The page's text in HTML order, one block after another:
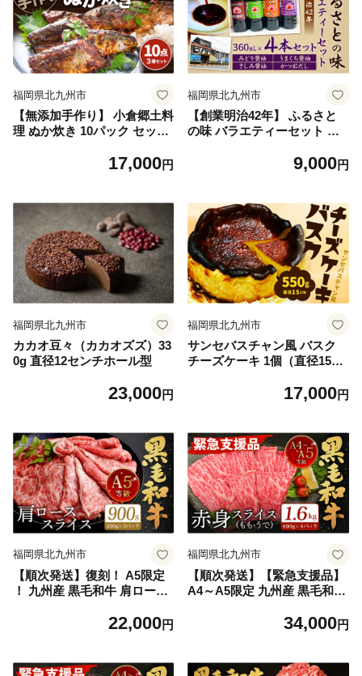
福岡県北九州市
【無添加手作り】 小倉郷土料
理 ぬか炊き 10パック セット
17,000円
福岡県北九州市
【創業明治42年】 ふるさと
の味 バラエティーセット み
み醤油 かつおだし （360ml）
9,000円
福岡県北九州市
カカオ豆々（カカオズズ）33
0g 直径12センチホール型
23,000円
福岡県北九州市
サンセバスチャン風 バスク
チーズケーキ 1個（直径15c
17,000円
福岡県北九州市
【順次発送】復刻！ A5限定
！ 九州産 黒毛和牛 肩ロース
22,000円
福岡県北九州市
【順次発送】【緊急支援品】
A4～A5限定 九州産 黒毛和牛
計1.6kg 400g×4パック 数量
34,000円